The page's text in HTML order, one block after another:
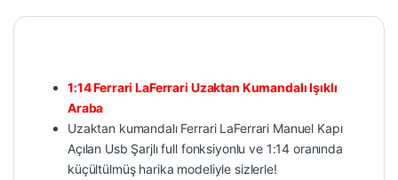
1:14 Ferrari LaFerrari Uzaktan Kumandalı Işıklı
Araba
Uzaktan kumandalı Ferrari LaFerrari Manuel Kapı
Açılan Usb Şarjlı full fonksiyonlu ve 1:14 oranında
küçültülmüş harika modeliyle sizlerle!